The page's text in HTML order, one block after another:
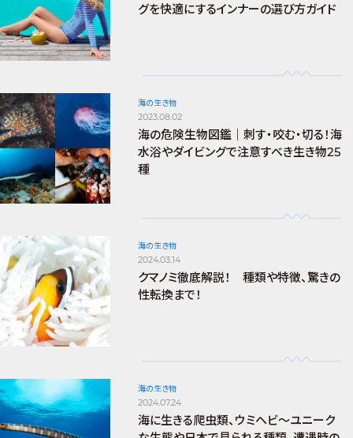
グを快適にするインナーの選び方ガイド
海の生き物
2023.08.02
海の危険生物図鑑｜刺す・咬む・切る！海
水浴やダイビングで注意すべき生き物25
種
海の生き物
2024.03.14
クマノミ徹底解説！ 種類や特徴、驚きの
性転換まで！
海の生き物
2024.07.24
海に生きる爬虫類、ウミヘビ～ユニーク